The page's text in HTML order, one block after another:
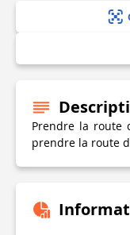
Prendre la route
prendre la route